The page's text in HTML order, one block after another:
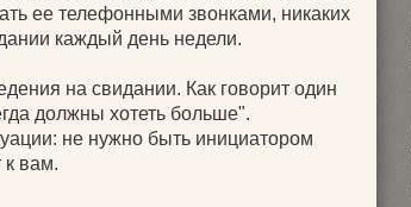
ее телефонными звонками, никаких
каждый день недели.
на свидании. Как говорит один
должны хотеть больше".
не нужно быть инициатором
к вам.